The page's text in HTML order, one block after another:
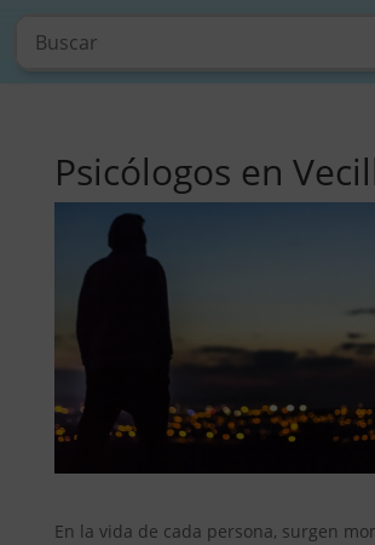
Psicólogos en
En la vida de cada persona, surgen